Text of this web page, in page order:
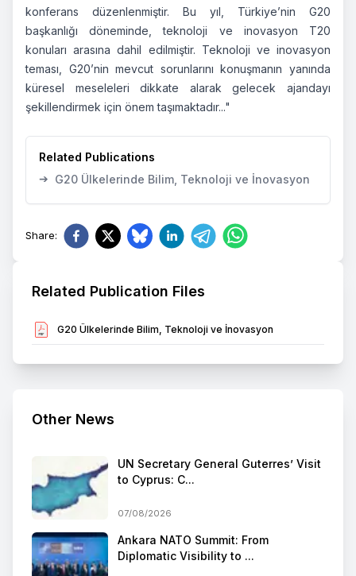
Related Publication Files
G20 Ülkelerinde Bilim, Teknoloji ve İnovasyon
Other News
UN Secretary General Guterres’ Visit
to Cyprus: C...
07/08/2026
Ankara NATO Summit: From
Diplomatic Visibility to ...
konferans düzenlenmiştir. Bu yıl, Türkiye’nin G20
başkanlığı döneminde, teknoloji ve inovasyon T20
konuları arasına dahil edilmiştir. Teknoloji ve inovasyon
teması, G20’nin mevcut sorunlarını konuşmanın yanında
küresel meseleleri dikkate alarak gelecek ajandayı
şekillendirmek için önem taşımaktadır..."
Related Publications
➔ G20 Ülkelerinde Bilim, Teknoloji ve İnovasyon
Share: